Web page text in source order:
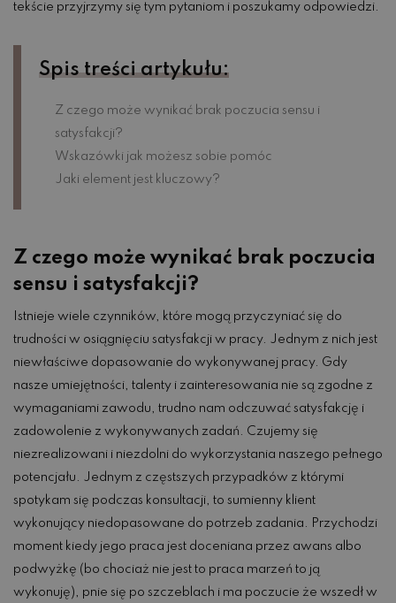
tekście przyjrzymy się tym pytaniom i poszukamy odpowiedzi.
Spis treści artykułu:
Z czego może wynikać brak poczucia sensu i
satysfakcji?
Wskazówki jak możesz sobie pomóc
Jaki element jest kluczowy?
Z czego może wynikać brak poczucia
sensu i satysfakcji?
Istnieje wiele czynników, które mogą przyczyniać się do
trudności w osiągnięciu satysfakcji w pracy. Jednym z nich jest
niewłaściwe dopasowanie do wykonywanej pracy. Gdy
nasze umiejętności, talenty i zainteresowania nie są zgodne z
wymaganiami zawodu, trudno nam odczuwać satysfakcję i
zadowolenie z wykonywanych zadań. Czujemy się
niezrealizowani i niezdolni do wykorzystania naszego pełnego
potencjału. Jednym z częstszych przypadków z którymi
spotykam się podczas konsultacji, to sumienny klient
wykonujący niedopasowane do potrzeb zadania. Przychodzi
moment kiedy jego praca jest doceniana przez awans albo
podwyżkę (bo chociaż nie jest to praca marzeń to ją
wykonuję), pnie się po szczeblach i ma poczucie że wszedł w